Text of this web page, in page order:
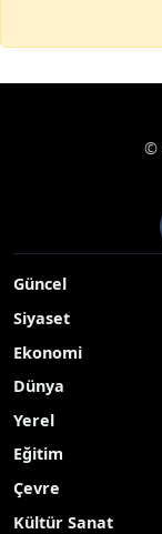
©
Güncel
Siyaset
Ekonomi
Dünya
Yerel
Eğitim
Çevre
Kültür Sanat